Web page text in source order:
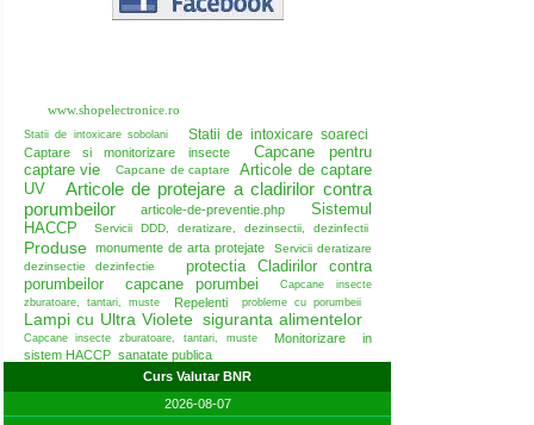
www.shopelectronice.ro
Statii de intoxicare sobolani Statii de intoxicare soareci
Captare si monitorizare insecte
Capcane pentru
captare vie
Capcane de captare
Articole de captare
UV
Articole de protejare a cladirilor contra
porumbeilor
articole-de-preventie.php
Sistemul
HACCP
Servicii DDD, deratizare, dezinsectii, dezinfectii
Produse monumente de arta protejate
Servicii deratizare
dezinsectie dezinfectie
protectia Cladirilor contra
porumbeilor
capcane porumbei
Capcane insecte
zburatoare, tantari, muste
Repelenti probleme cu porumbeii
Lampi cu Ultra Violete siguranta alimentelor
Capcane insecte zburatoare, tantari, muste
Monitorizare in
sistem HACCP sanatate publica
Curs Valutar BNR
2026-08-07